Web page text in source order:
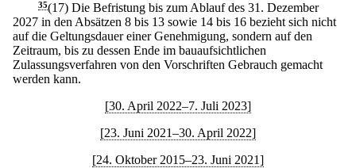
35(17) Die Befristung bis zum Ablauf des 31. Dezember
2027 in den Absätzen 8 bis 13 sowie 14 bis 16 bezieht sich nicht
auf die Geltungsdauer einer Genehmigung, sondern auf den
Zeitraum, bis zu dessen Ende im bauaufsichtlichen
Zulassungsverfahren von den Vorschriften Gebrauch gemacht
werden kann.
[30. April 2022–7. Juli 2023]
[23. Juni 2021–30. April 2022]
[24. Oktober 2015–23. Juni 2021]